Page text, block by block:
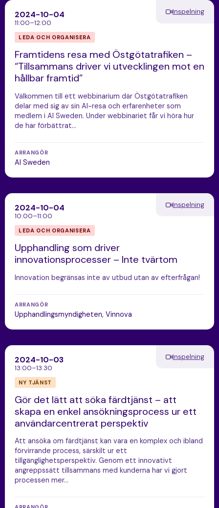
2024-10-04
11:00–12:00
Inspelning
LEDA OCH ORGANISERA
Framtidens resa med Östgötatrafiken –
“Tillsammans driver vi utvecklingen mot en
hållbar framtid”
Välkommen till ett webbinarium där Östgötatrafiken
delar med sig av sin AI-resa och erfarenheter som
medlem i AI Sweden. Under webbinariet får vi höra hur
de har förbättrat…
ARRANGÖR
AI Sweden
2024-10-04
10:00–11:00
Inspelning
LEDA OCH ORGANISERA
Upphandling som driver
innovationsprocesser – Inte tvärtom
Innovation begränsas inte av utbud utan av efterfrågan!
ARRANGÖR
Upphandlingsmyndigheten, Vinnova
2024-10-03
13:00–13:30
Inspelning
NY TJÄNST
Gör det lätt att söka färdtjänst – att
skapa en enkel ansökningsprocess ur ett
användarcentrerat perspektiv
Att ansöka om färdtjänst kan vara en komplex och ibland
förvirrande process, särskilt ur ett
tillgänglighetsperspektiv. Genom ett innovativt
angreppssätt tillsammans med kunderna har vi gjort
processen mer…